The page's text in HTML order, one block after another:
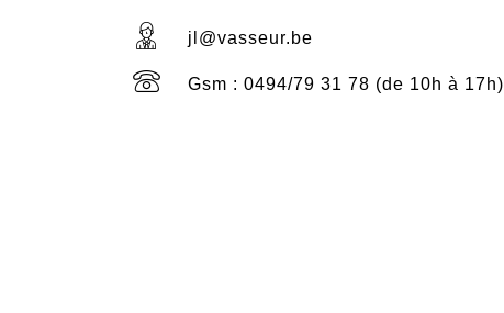
jl@vasseur.be
Gsm : 0494/79 31 78 (de 10h à 17h)